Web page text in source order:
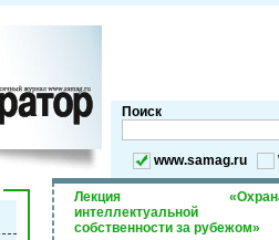
Поиск
www.samag.ru
Лекция
интеллектуальной
собственности за рубежом»